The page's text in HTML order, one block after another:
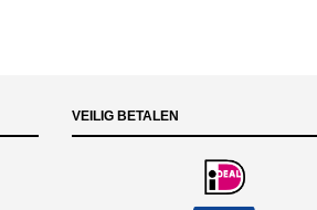
VEILIG BETALEN